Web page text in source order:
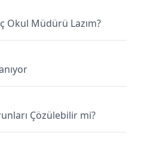
Okul Müdürü Lazım?
Çözülebilir mi?